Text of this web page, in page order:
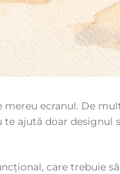
ecranul. De
ajută doar
care trebuie